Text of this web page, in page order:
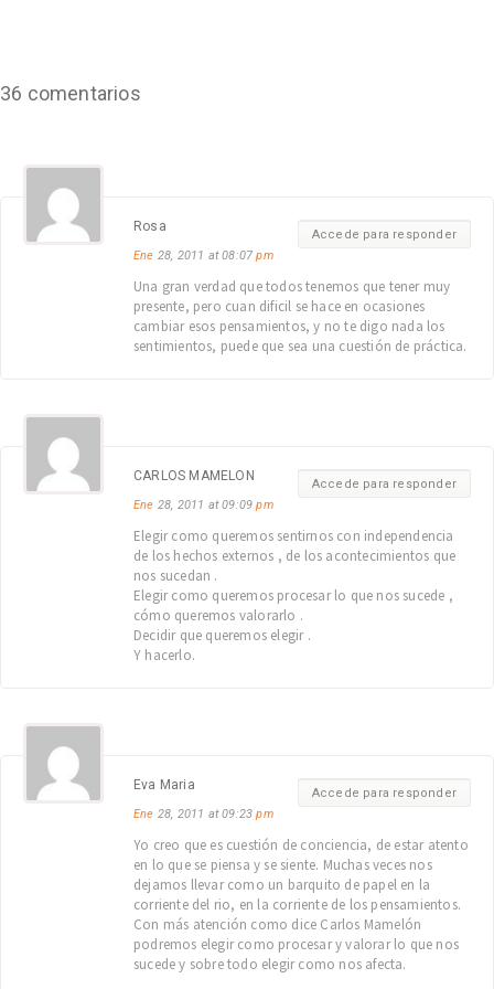
36 comentarios
Accede para responder
Rosa
Ene 28, 2011 at 08:07pm
Una gran verdad que todos tenemos que tener muy
presente, pero cuan dificil se hace en ocasiones
cambiar esos pensamientos, y no te digo nada los
sentimientos, puede que sea una cuestión de práctica.
Accede para responder
CARLOS MAMELON
Ene 28, 2011 at 09:09pm
Elegir como queremos sentirnos con independencia
de los hechos externos , de los acontecimientos que
nos sucedan .
Elegir como queremos procesar lo que nos sucede ,
cómo queremos valorarlo .
Decidir que queremos elegir .
Y hacerlo.
Accede para responder
Eva Maria
Ene 28, 2011 at 09:23pm
Yo creo que es cuestión de conciencia, de estar atento
en lo que se piensa y se siente. Muchas veces nos
dejamos llevar como un barquito de papel en la
corriente del rio, en la corriente de los pensamientos.
Con más atención como dice Carlos Mamelón
podremos elegir como procesar y valorar lo que nos
sucede y sobre todo elegir como nos afecta.